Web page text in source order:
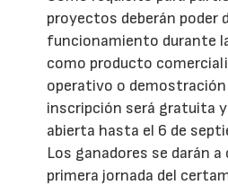
proyectos deberán poder
funcionamiento durante
como producto
operativo o
inscripción será gratuita
abierta hasta el 6 de
Los ganadores se darán
primera jornada del